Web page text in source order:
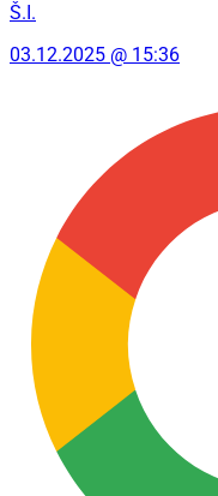
Š.I.
03.12.2025 @ 15:36